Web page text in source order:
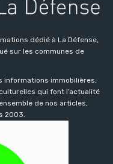
dédié à La Défense,
sur les communes de
informations immobilières,
qui font l’actualité
de nos articles,
2003.